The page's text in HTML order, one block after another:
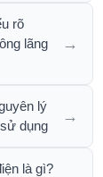
rõ
lãng
→
lý
dụng
→
là gì?